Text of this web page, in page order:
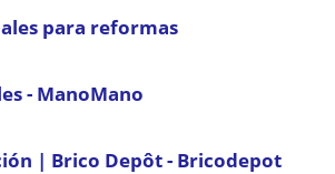
para reformas
- ManoMano
| Brico Depôt - Bricodepot